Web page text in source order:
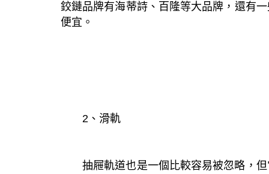
鉸鏈品牌有海蒂詩、百隆等大品牌，還有
便宜。
2、滑軌
抽屜軌道也是一個比較容易被忽略，